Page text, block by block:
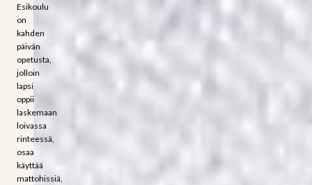
Esikoulu
on
kahden
päivän
opetusta,
jolloin
lapsi
oppii
laskemaan
loivassa
rinteessä,
osaa
käyttää
mattohissiä,